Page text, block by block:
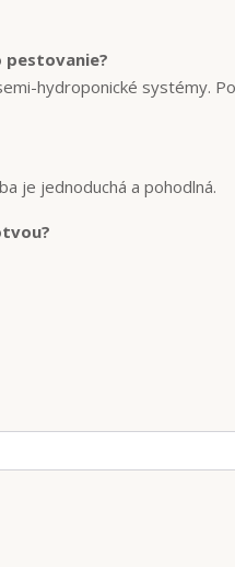
hydroponické systémy.
je jednoduchá a pohodlná.